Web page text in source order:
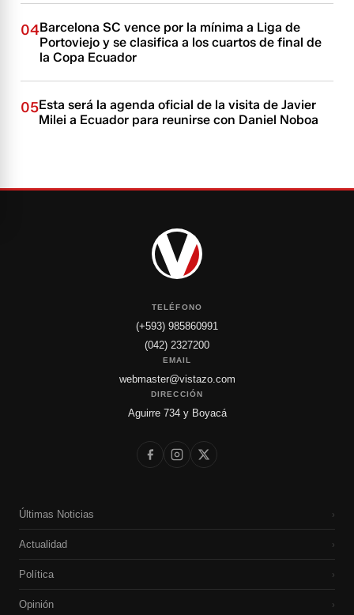
04Barcelona SC vence por la mínima a Liga de
Portoviejo y se clasifica a los cuartos de final de
la Copa Ecuador
05Esta será la agenda oficial de la visita de Javier
Milei a Ecuador para reunirse con Daniel Noboa
TELÉFONO
(+593) 985860991
(042) 2327200
EMAIL
webmaster@vistazo.com
DIRECCIÓN
Aguirre 734 y Boyacá
Últimas Noticias ›
Actualidad ›
Política ›
Opinión ›